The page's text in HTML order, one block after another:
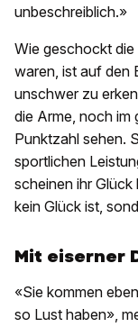
unbeschreiblich.»
Wie geschockt
waren, ist auf den
unschwer zu
die Arme, noch im
Punktzahl sehen.
sportlichen
scheinen ihr
kein Glück ist,
Mit eiserner
«Sie kommen
so Lust haben»,